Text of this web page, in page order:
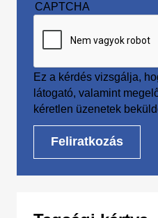
CAPTCHA
Ez a kérdés vizsgálja,
látogató, valamint
kéretlen üzenetek